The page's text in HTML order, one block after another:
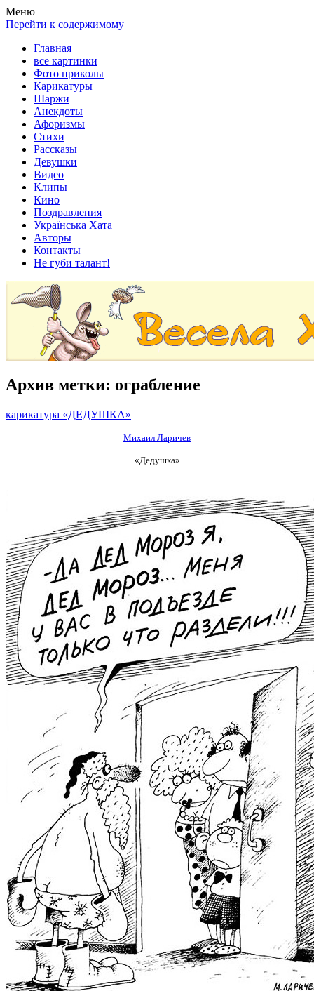
Весела хата — прикольные картинки, смешные истории,
клипы!
Покажем всем ваши фото приколы, карикатуры, шаржи, стихи,
рассказы, видео и песни!
Меню
Перейти к содержимому
Главная
все картинки
Фото приколы
Карикатуры
Шаржи
Анекдоты
Афоризмы
Стихи
Рассказы
Девушки
Видео
Клипы
Кино
Поздравления
Українська Хата
Авторы
Контакты
Не губи талант!
Архив метки: ограбление
карикатура «ДЕДУШКА»
Михаил Ларичев
«Дедушка»